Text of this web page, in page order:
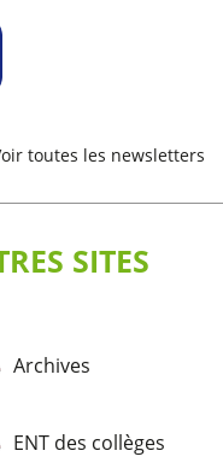
toutes les newsletters
SITES
Archives
ENT des collèges